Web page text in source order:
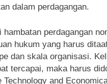
dalam perdagangan.
perdagangan
hukum yang harus
dan skala organisasi.
tercapai, maka harus
and